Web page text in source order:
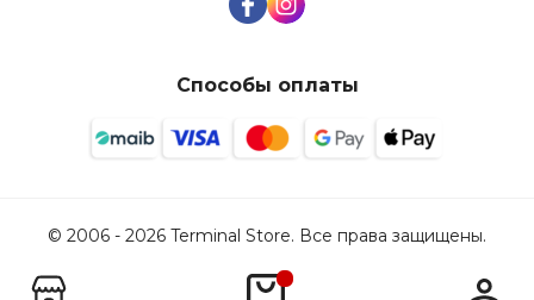
Способы оплаты
© 2006 - 2026 Terminal Store. Все права защищены.